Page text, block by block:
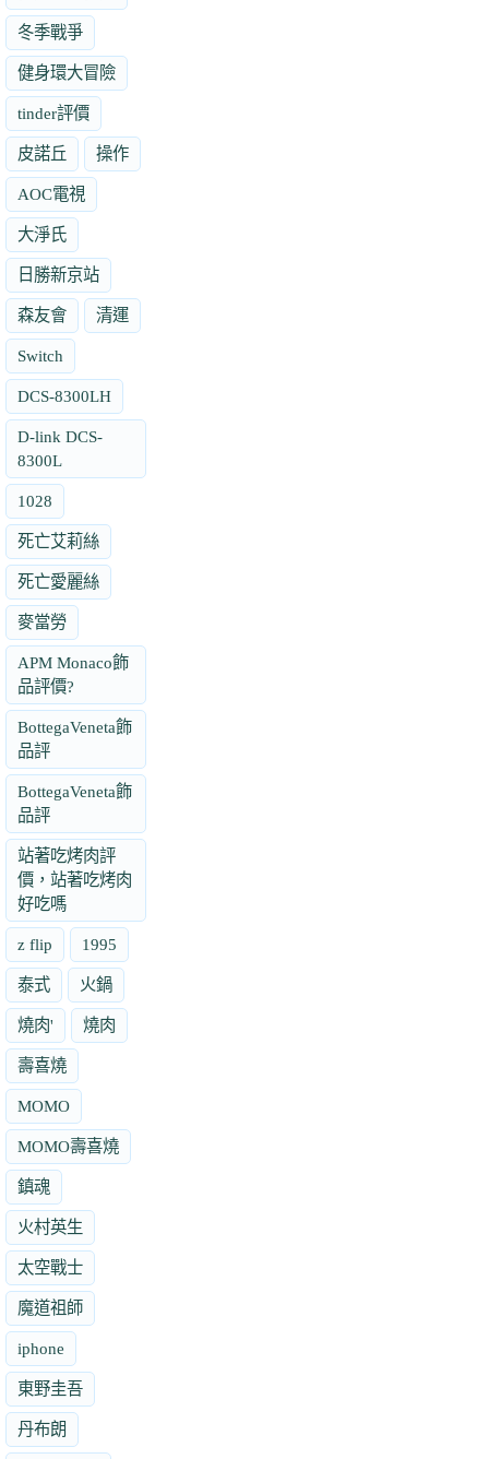
冬季戰爭
健身環大冒險
tinder評價
皮諾丘 操作
AOC電視
大淨氏
日勝新京站
森友會 清運
Switch
DCS-8300LH
D-link DCS-
8300L
1028
死亡艾莉絲
死亡愛麗絲
麥當勞
APM Monaco飾
品評價?
BottegaVeneta飾
品評
BottegaVeneta飾
品評
站著吃烤肉評
價，站著吃烤肉
好吃嗎
z flip 1995
泰式 火鍋
燒肉' 燒肉
壽喜燒
MOMO
MOMO壽喜燒
鎮魂
火村英生
太空戰士
魔道祖師
iphone
東野圭吾
丹布朗